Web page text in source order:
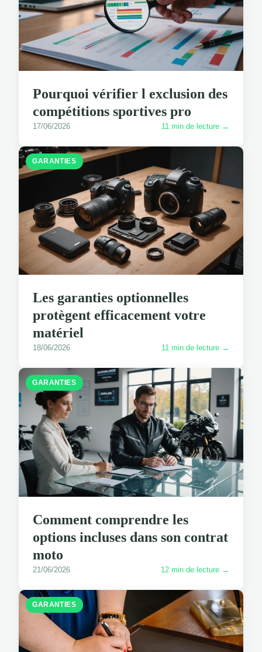
Pourquoi vérifier l exclusion des
compétitions sportives pro
17/06/2026 11 min de lecture →
GARANTIES
Les garanties optionnelles
protègent efficacement votre
matériel
18/06/2026 11 min de lecture →
GARANTIES
Comment comprendre les
options incluses dans son contrat
moto
21/06/2026 12 min de lecture →
GARANTIES